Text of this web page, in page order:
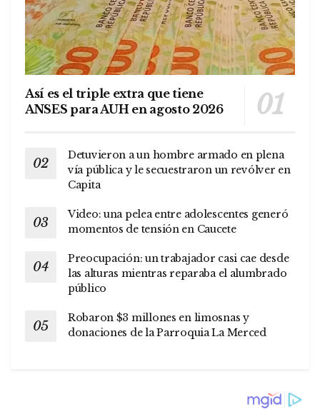
Así es el triple extra que tiene
ANSES para AUH en agosto 2026
Detuvieron a un hombre armado en plena
vía pública y le secuestraron un revólver en
Capita
Video: una pelea entre adolescentes generó
momentos de tensión en Caucete
Preocupación: un trabajador casi cae desde
las alturas mientras reparaba el alumbrado
público
Robaron $3 millones en limosnas y
donaciones de la Parroquia La Merced